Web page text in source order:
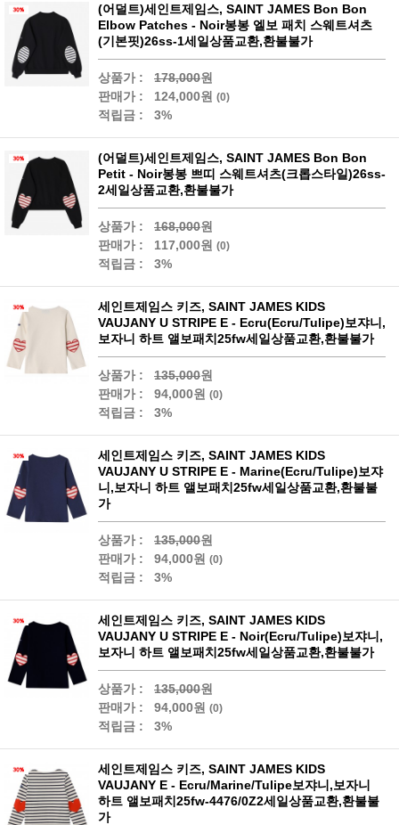
(어덜트)세인트제임스, SAINT JAMES Bon Bon
Elbow Patches - Noir봉봉 엘보 패치 스웨트셔츠
(기본핏)26ss-1세일상품교환,환불불가
상품가 : 178,000원
판매가 :
124,000원 (0)
적립금 : 3%
(어덜트)세인트제임스, SAINT JAMES Bon Bon
Petit - Noir봉봉 쁘띠 스웨트셔츠(크롭스타일)26ss-
2세일상품교환,환불불가
상품가 : 168,000원
판매가 :
117,000원 (0)
적립금 : 3%
세인트제임스 키즈, SAINT JAMES KIDS
VAUJANY U STRIPE E - Ecru(Ecru/Tulipe)보쟈니,
보자니 하트 앨보패치25fw세일상품교환,환불불가
상품가 : 135,000원
판매가 :
94,000원 (0)
적립금 : 3%
세인트제임스 키즈, SAINT JAMES KIDS
VAUJANY U STRIPE E - Marine(Ecru/Tulipe)보쟈
니,보자니 하트 앨보패치25fw세일상품교환,환불불
가
상품가 : 135,000원
판매가 :
94,000원 (0)
적립금 : 3%
세인트제임스 키즈, SAINT JAMES KIDS
VAUJANY U STRIPE E - Noir(Ecru/Tulipe)보쟈니,
보자니 하트 앨보패치25fw세일상품교환,환불불가
상품가 : 135,000원
판매가 :
94,000원 (0)
적립금 : 3%
세인트제임스 키즈, SAINT JAMES KIDS
VAUJANY E - Ecru/Marine/Tulipe보쟈니,보자니
하트 앨보패치25fw-4476/0Z2세일상품교환,환불불
가